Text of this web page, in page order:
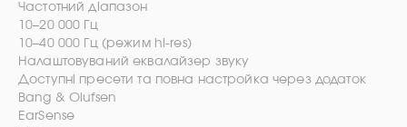
Частотний діапазон
10–20 000 Гц
10–40 000 Гц (режим hi-res)
Налаштовуваний еквалайзер звуку
Доступні пресети та повна настройка через додаток
Bang & Olufsen
EarSense